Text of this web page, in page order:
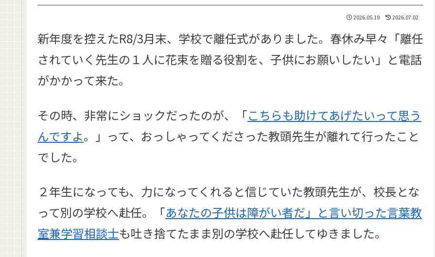
2026.05.19 2026.07.02
新年度を控えたR8/3月末、学校で離任式がありました。春休み早々「離任
されていく先生の１人に花束を贈る役割を、子供にお願いしたい」と電話
がかかって来た。
その時、非常にショックだったのが、「こちらも助けてあげたいって思う
んですよ。」って、おっしゃってくださった教頭先生が離れて行ったこと
でした。
２年生になっても、力になってくれると信じていた教頭先生が、校長とな
って別の学校へ赴任。「あなたの子供は障がい者だ」と言い切った言葉教
室兼学習相談士も吐き捨てたまま別の学校へ赴任してゆきました。